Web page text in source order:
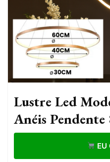
Lustre Led
Anéis
110v/22
EU